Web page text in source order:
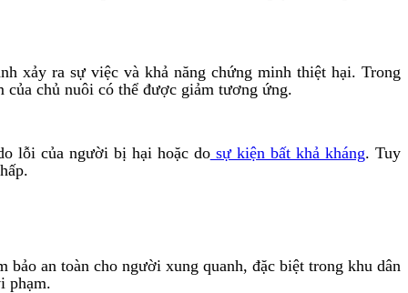
xảy ra sự việc và khả năng chứng minh thiệt hại. Trong
chủ nuôi có thể được giảm tương ứng.
lỗi của người bị hại hoặc dosự kiện bất khả kháng. Tuy
an toàn cho người xung quanh, đặc biệt trong khu dân
phạm.